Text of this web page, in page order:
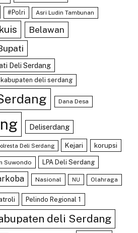
#Polri Asri Ludin Tambunan
Belawan
Deli Serdang
deli serdang
Dana Desa
Deliserdang
Deli Serdang Kejari korupsi
Suwondo LPA Deli Serdang
Nasional NU Olahraga
Pelindo Regional 1
deli Serdang